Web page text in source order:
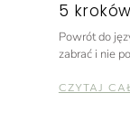
5
Powrót do
zabrać i nie
CZYTAJ